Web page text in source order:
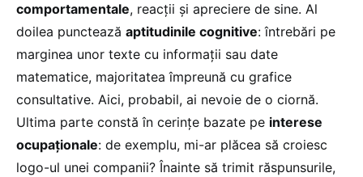
comportamentale, reacții și apreciere de sine. Al
doilea punctează aptitudinile cognitive: întrebări pe
marginea unor texte cu informații sau date
matematice, majoritatea împreună cu grafice
consultative. Aici, probabil, ai nevoie de o ciornă.
Ultima parte constă în cerințe bazate pe interese
ocupaționale: de exemplu, mi-ar plăcea să croiesc
logo-ul unei companii? Înainte să trimit răspunsurile,